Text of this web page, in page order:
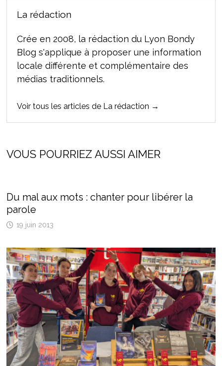
La rédaction
Crée en 2008, la rédaction du Lyon Bondy
Blog s'applique à proposer une information
locale différente et complémentaire des
médias traditionnels.
Voir tous les articles de La rédaction →
VOUS POURRIEZ AUSSI AIMER
Du mal aux mots : chanter pour libérer la
parole
19 juin 2013